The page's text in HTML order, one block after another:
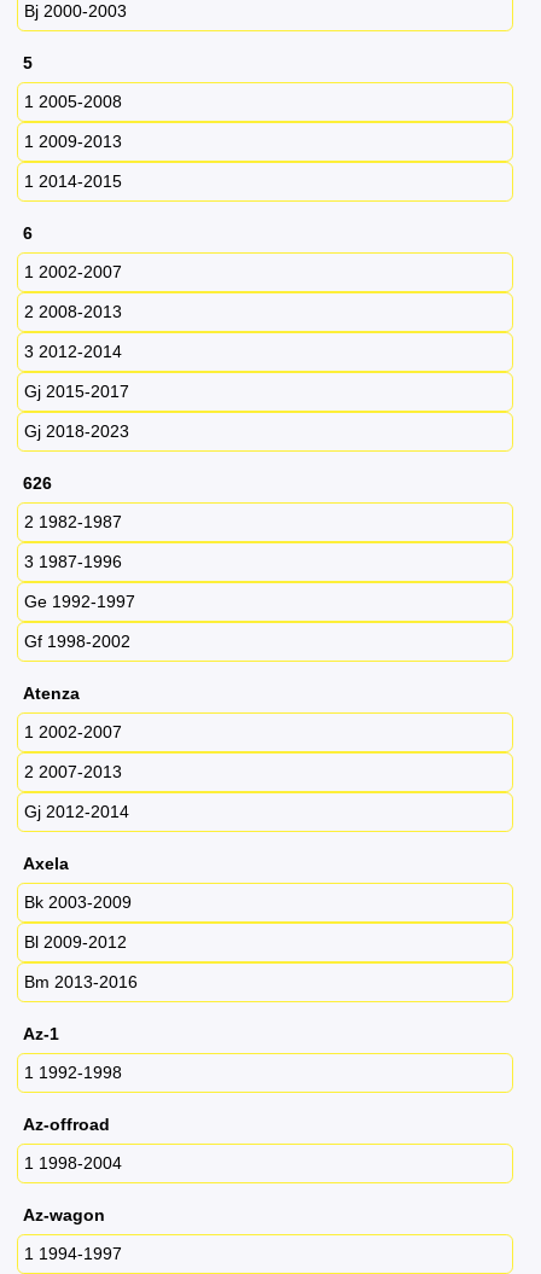
Bj 2000-2003
5
1 2005-2008
1 2009-2013
1 2014-2015
6
1 2002-2007
2 2008-2013
3 2012-2014
Gj 2015-2017
Gj 2018-2023
626
2 1982-1987
3 1987-1996
Ge 1992-1997
Gf 1998-2002
Atenza
1 2002-2007
2 2007-2013
Gj 2012-2014
Axela
Bk 2003-2009
Bl 2009-2012
Bm 2013-2016
Az-1
1 1992-1998
Az-offroad
1 1998-2004
Az-wagon
1 1994-1997